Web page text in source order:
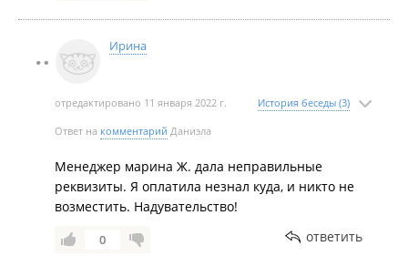
Ирина
отредактировано 11 января 2022 г. История беседы (3)
Ответ на комментарий Даниэла
Менеджер марина Ж. дала неправильные
реквизиты. Я оплатила незнал куда, и никто не
возместить. Надувательство!
0 ответить